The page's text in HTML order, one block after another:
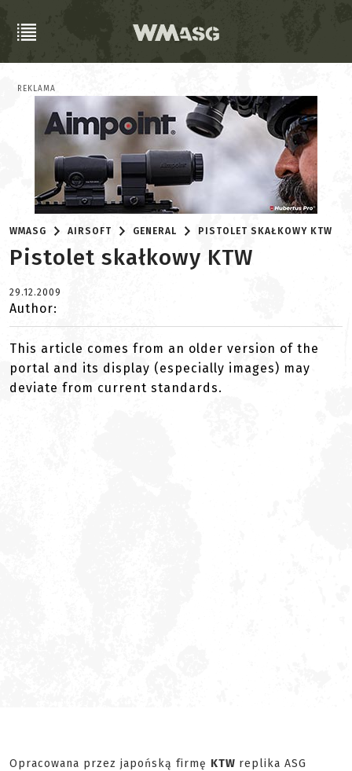
REKLAMA
WMASG AIRSOFT GENERAL PISTOLET SKAŁKOWY KTW
Pistolet skałkowy KTW
29.12.2009
Author:
This article comes from an older version of the
portal and its display (especially images) may
deviate from current standards.
Opracowana przez japońską firmę KTW replika ASG